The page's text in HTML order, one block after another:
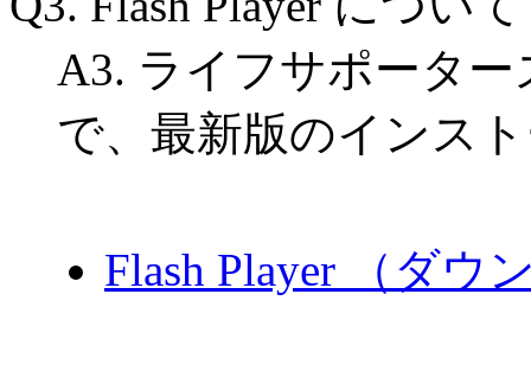
A3. ライフサポータ
で、最新版のインス
Flash Player （ダウ